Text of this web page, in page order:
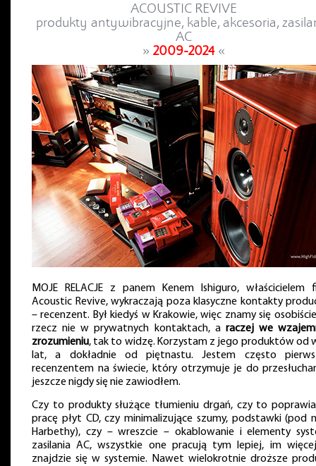
ACOUSTIC REVIVE
produkty antywibracyjne, kable, akcesoria,
AC
» 2009-2024«
MOJE RELACJE z panem Kenem Ishiguro, właścicielem
Acoustic Revive, wykraczają poza klasyczne kontakty
– recenzent. Był kiedyś w Krakowie, więc znamy się
rzecz nie w prywatnych kontaktach, a raczej we
zrozumieniu, tak to widzę. Korzystam z jego produktów od
lat, a dokładnie od piętnastu. Jestem często
recenzentem na świecie, który otrzymuje je do
jeszcze nigdy się nie zawiodłem.
Czy to produkty służące tłumieniu drgań, czy to
pracę płyt CD, czy minimalizujące szumy, podstawki (pod
Harbethy), czy – wreszcie – okablowanie i elementy
zasilania AC, wszystkie one pracują tym lepiej, im
znajdzie się w systemie. Nawet wielokrotnie droższe